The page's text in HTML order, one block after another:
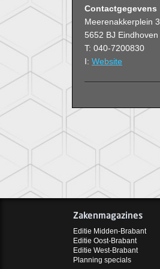
Contactgegevens
Meerenakkerplein 3
5652 BJ Eindhoven
T: 040-7200830
I: Website
Zakenmagazines
Editie Midden-Brabant
Editie Oost-Brabant
Editie West-Brabant
Planning specials